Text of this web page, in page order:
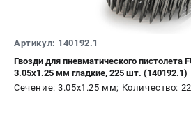
Артикул: 140192.1
Гвозди для пневматического пистолета
3.05х1.25 мм гладкие, 225 шт. (140192.1)
Сечение: 3.05х1.25 мм; Количество: